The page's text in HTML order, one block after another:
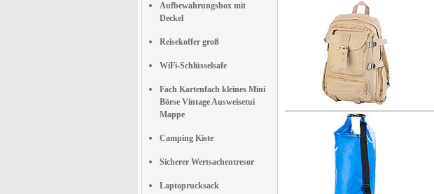
Aufbewahrungsbox mit
Deckel
Reisekoffer groß
WiFi-Schlüsselsafe
Fach Kartenfach kleines Mini
Börse Vintage Ausweisetui
Mappe
Camping Kiste
Sicherer Wertsachentresor
Laptoprucksack